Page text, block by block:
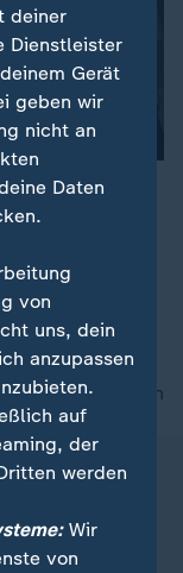
Das
der
nach oben
deiner
Dienstleister
Gerät
geben wir
nicht an
Daten
von
uns, dein
anzupassen
auf
der
werden
Wir
von